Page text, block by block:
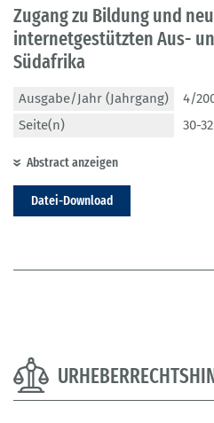
Zugang zu Bildung und
internetgestützten Aus-
Südafrika
Ausgabe/Jahr (Jahrgang)
4/
Seite(n)
30-32
Abstract anzeigen
Datei-Download